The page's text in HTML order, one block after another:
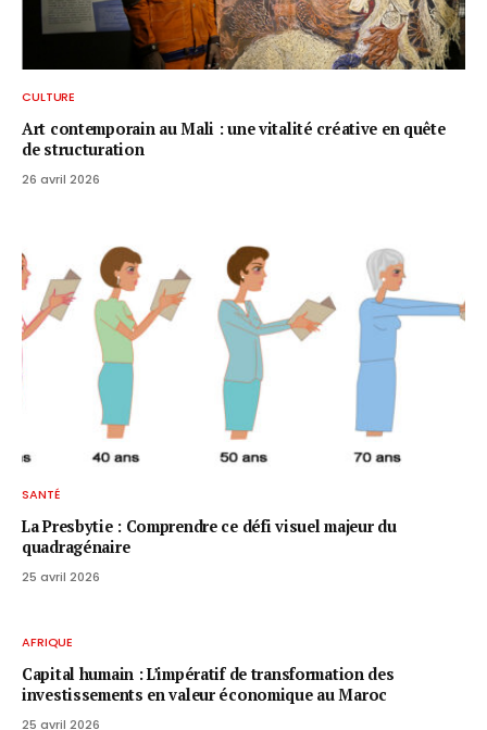
CULTURE
Art contemporain au Mali : une vitalité créative en quête
de structuration
26 avril 2026
SANTÉ
La Presbytie : Comprendre ce défi visuel majeur du
quadragénaire
25 avril 2026
AFRIQUE
Capital humain : L’impératif de transformation des
investissements en valeur économique au Maroc
25 avril 2026